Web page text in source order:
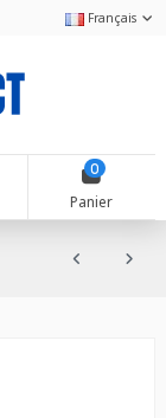
Français
0
Panier